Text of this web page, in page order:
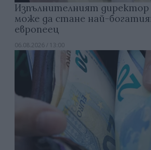
Изпълнителният директор
може да стане най-
европеец
06.08.2026 / 13:00